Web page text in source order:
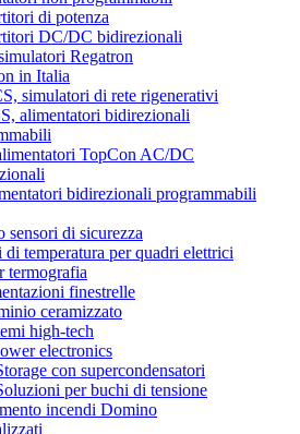
di potenza
DC/DC bidirezionali
Regatron
in Italia
simulatori di rete rigenerativi
alimentatori bidirezionali
TopCon AC/DC
bidirezionali programmabili
sensori di sicurezza
di temperatura per quadri elettrici
termografia
finestrelle
ceramizzato
high-tech
electronics
con supercondensatori
per buchi di tensione
incendi Domino